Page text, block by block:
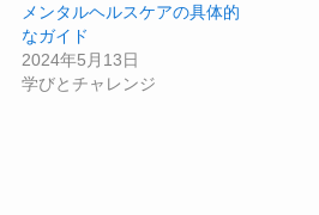
メンタルヘルスケアの具体的
なガイド
2024年5月13日
学びとチャレンジ